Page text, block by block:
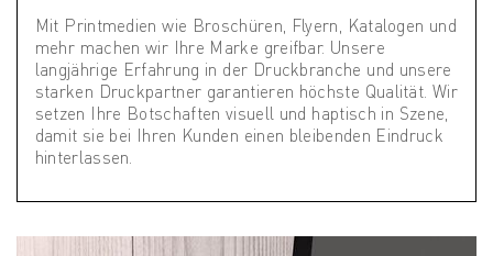
Mit Printmedien wie Broschüren, Flyern, Katalogen und
mehr machen wir Ihre Marke greifbar. Unsere
langjährige Erfahrung in der Druckbranche und unsere
starken Druckpartner garantieren höchste Qualität. Wir
setzen Ihre Botschaften visuell und haptisch in Szene,
damit sie bei Ihren Kunden einen bleibenden Eindruck
hinterlassen.